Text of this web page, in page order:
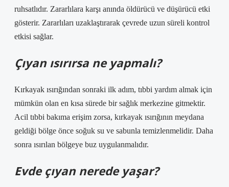
ruhsatlıdır. Zararlılara karşı anında öldürücü ve düşürücü etki
gösterir. Zararlıları uzaklaştırarak çevrede uzun süreli kontrol
etkisi sağlar.
Çıyan ısırırsa ne yapmalı?
Kırkayak ısırığından sonraki ilk adım, tıbbi yardım almak için
mümkün olan en kısa sürede bir sağlık merkezine gitmektir.
Acil tıbbi bakıma erişim zorsa, kırkayak ısırığının meydana
geldiği bölge önce soğuk su ve sabunla temizlenmelidir. Daha
sonra ısırılan bölgeye buz uygulanmalıdır.
Evde çıyan nerede yaşar?